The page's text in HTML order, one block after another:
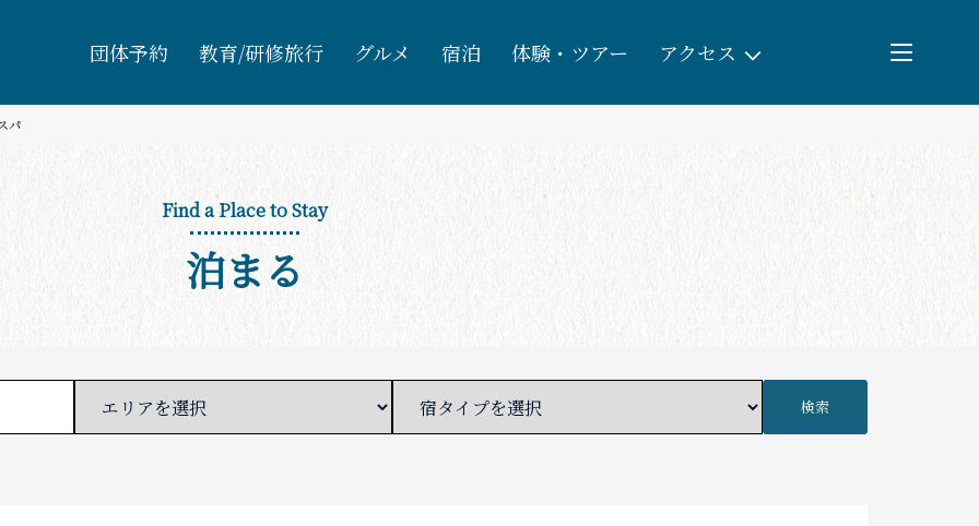
団体予約 教育/研修旅行 グルメ 宿泊 体験・ツアー アクセス
団体予約
教育/研修旅行
観る・遊ぶ
体験・ツアー
パ
Find a Place to Stay
泊まる
検索